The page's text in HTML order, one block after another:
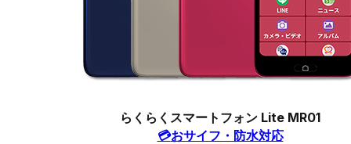
らくらくスマートフォン Lite MR01
💳おサイフ・防水対応